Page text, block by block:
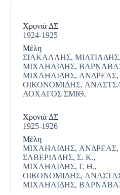
Χρονιά ΔΣ
1924-1925
Μέλη
ΣΙΑΚΑΛΛΗΣ, ΜΙΛΤΙΑΔΗΣ,
ΜΙΧΑΗΛΙΔΗΣ,
ΜΙΧΑΗΛΙΔΗΣ, ΑΝΔΡΕΑΣ,
ΟΙΚΟΝΟΜΙΔΗΣ,
ΛΟΧΑΓΟΣ ΣΜΙΘ,
Χρονιά ΔΣ
1925-1926
Μέλη
ΜΙΧΑΗΛΙΔΗΣ, ΑΝΔΡΕΑΣ,
ΣΑΒΕΡΙΑΔΗΣ, Σ. Κ.,
ΜΙΧΑΗΛΙΔΗΣ, Γ. Θ.,
ΟΙΚΟΝΟΜΙΔΗΣ,
ΜΙΧΑΗΛΙΔΗΣ,